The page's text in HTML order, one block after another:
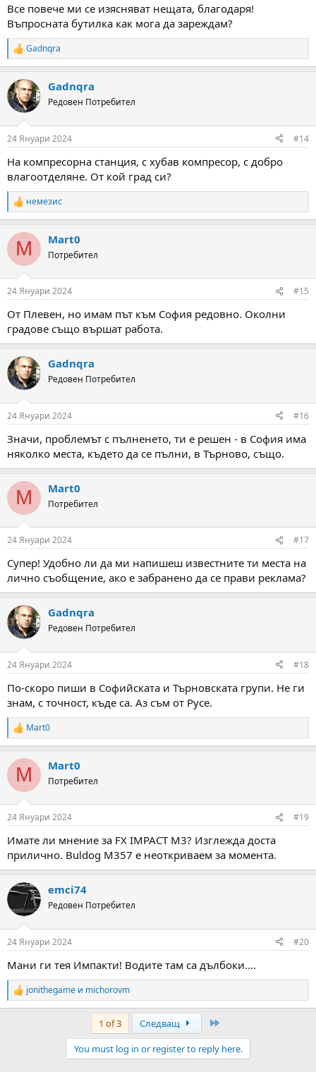
Все повече ми се изясняват нещата, благодаря!
Въпросната бутилка как мога да зареждам?
R
e
c
t
i
s
Gadnqra
Gadnqra
Редовен Потребител
24 Януари 2024 #14
На компресорна станция, с хубав компресор, с добро
влагоотделяне. От кой град си?
R
e
c
i
s
немезис
M Mart0
Потребител
24 Януари 2024 #15
От Плевен, но имам път към София редовно. Околни
градове също вършат работа.
Gadnqra
Редовен Потребител
24 Януари 2024 #16
Значи, проблемът с пълненето, ти е решен - в София има
няколко места, където да се пълни, в Търново, също.
M Mart0
Потребител
24 Януари 2024 #17
Супер! Удобно ли да ми напишеш известните ти места на
лично съобщение, ако е забранено да се прави реклама?
Gadnqra
Редовен Потребител
24 Януари 2024 #18
По-скоро пиши в Софийската и Търновската групи. Не ги
знам, с точност, къде са. Аз съм от Русе.
R
e
c
i
s
Mart0
M Mart0
Потребител
24 Януари 2024 #19
Имате ли мнение за FX IMPACT M3? Изглежда доста
прилично. Buldog M357 е неоткриваем за момента.
emci74
Редовен Потребител
24 Януари 2024 #20
Мани ги тея Импакти! Водите там са дълбоки....
R
e
jonithegame и michorovm
1 of 3 Следващ
You must log in or register to reply here.